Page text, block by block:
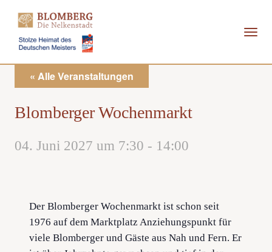
Inhalt
« Alle Veranstaltungen
Blomberger Wochenmarkt
04. Juni 2027 um 7:30 - 14:00
Der Blomberger Wochenmarkt ist schon seit
1976 auf dem Marktplatz Anziehungspunkt für
viele Blomberger und Gäste aus Nah und Fern. Er